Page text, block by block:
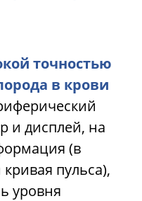
точностью
в крови
и дисплей, на
(в
пульса),
уровня